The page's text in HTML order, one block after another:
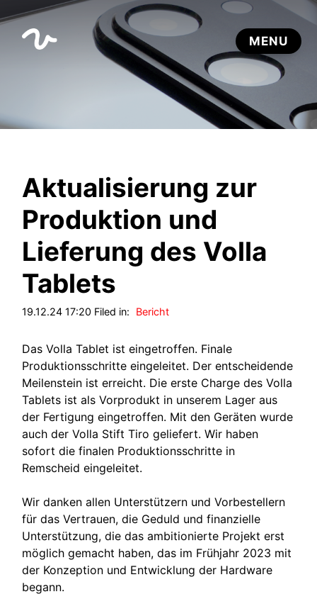
Aktualisierung zur
Produktion und
Lieferung des Volla
Tablets
19.12.24 17:20 Filed in: Bericht
Das Volla Tablet ist eingetroffen. Finale
Produktionsschritte eingeleitet. Der entscheidende
Meilenstein ist erreicht. Die erste Charge des Volla
Tablets ist als Vorprodukt in unserem Lager aus
der Fertigung eingetroffen. Mit den Geräten wurde
auch der Volla Stift Tiro geliefert. Wir haben
sofort die finalen Produktionsschritte in
Remscheid eingeleitet.
Wir danken allen Unterstützern und Vorbestellern
für das Vertrauen, die Geduld und finanzielle
Unterstützung, die das ambitionierte Projekt erst
möglich gemacht haben, das im Frühjahr 2023 mit
der Konzeption und Entwicklung der Hardware
begann.